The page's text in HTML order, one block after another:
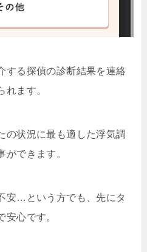
する探偵の診断結果を連絡
れます。
の状況に最も適した浮気調
ができます。
安…という方でも、先にタ
安心です。